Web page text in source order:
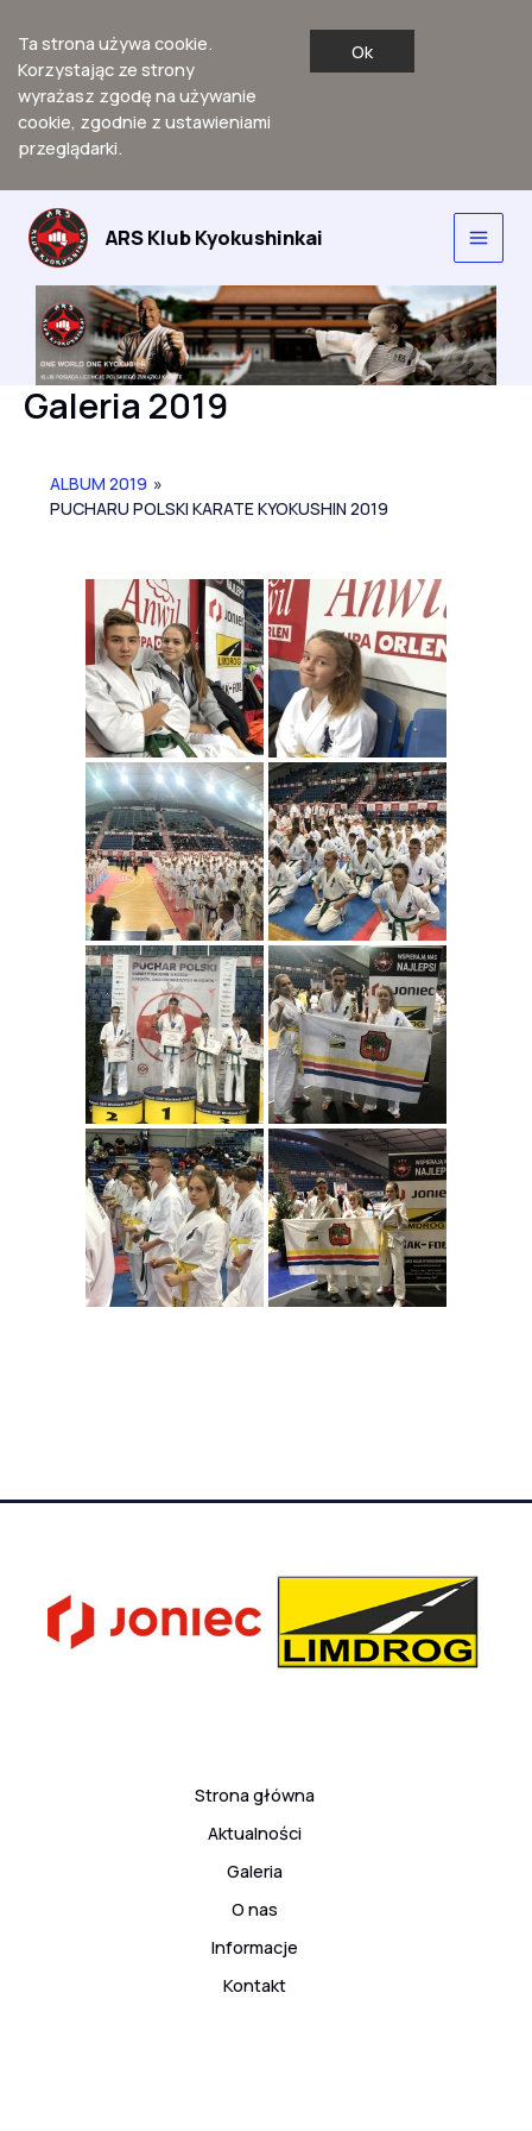
Ta strona używa cookie.
Korzystając ze strony
wyrażasz zgodę na używanie
cookie, zgodnie z ustawieniami
przeglądarki.
Ok
Przejdź
treści
ARS Klub Kyokushinkai
Main
Galeria 2019
ALBUM 2019 »
PUCHARU POLSKI KARATE KYOKUSHIN 2019
Strona główna
Aktualności
Galeria
O nas
Informacje
Kontakt